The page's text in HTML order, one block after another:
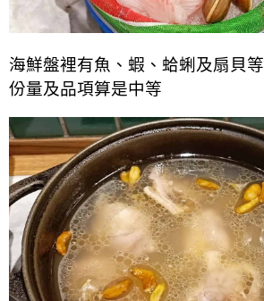
海鮮盤裡有魚、蝦、蛤蜊及扇貝等
份量及品項算是中等